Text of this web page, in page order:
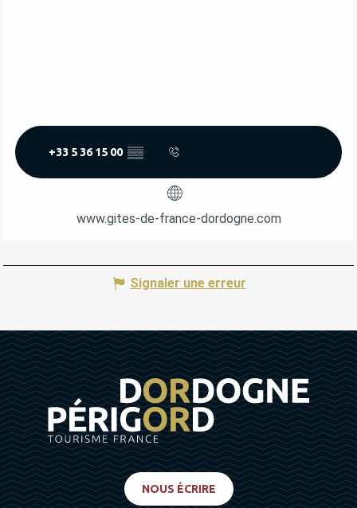
+33 5 36 15 00 ▒▒
www.gites-de-france-dordogne.com
Signaler une erreur
NOUS ÉCRIRE